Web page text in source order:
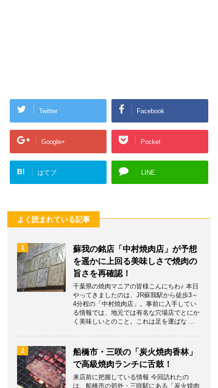
Twitter Facebook
Google+ Pocket
B! はてブ LINE
よく読まれている記事
1
蘇我の銘店「中村焼肉店」が予想
を遥かに上回る美味しさで焼肉の
旨さを再確認！
千葉県の焼肉マニアの皆様こんにちわ♪ 本日
やってきましたのは、JR蘇我駅から徒歩3～
4分程の「中村焼肉店」。事前に入手してい
る情報では、地元では有名な穴場店でとにか
く美味しいとのこと。これは足を運ばな ...
2
船橋市・三咲の「炭火焼肉香林」
で高級焼肉ランチに舌鼓！
来店前に把握している情報 今回訪れたの
は、船橋市の郊外・三咲駅にある「炭火焼肉